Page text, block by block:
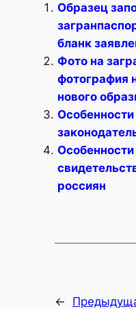
Образец
бланк
Фото на
фотография
нового
россиян
←